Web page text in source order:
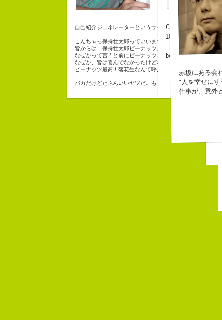
自己紹介ジェネレーターというサイトがある。試しにやっ
こんちゃっ保持壮太郎っていいます。
皆からは「保持壮太郎ピーナッツ」って呼ばれてるよ。
なぜかって言うと前にピーナッツを皆に一粒ずつあげたか
なぜか、皆は喜んでなかったけどね。
ピーナッツ最高！落花生なんて呼ぶなっつーの
バカだけどたぶんいいヤツだ。もっとこんな感じの人にな
なにがし
幸せでと
Copy writer
10周年キャンペー
beacon
赤坂にある会
"人を幸せに
仕事が、意外